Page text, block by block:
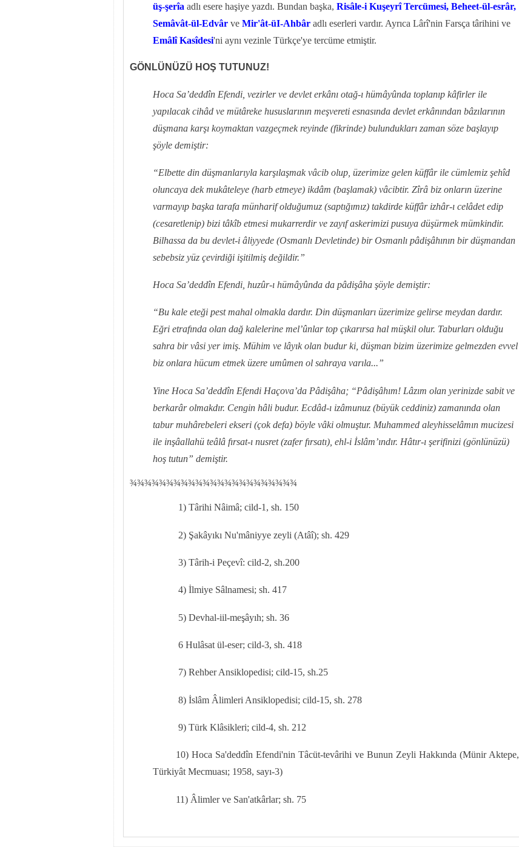
üş-şerîa adlı esere haşiye yazdı. Bundan başka, Risâle-i Kuşeyrî Tercümesi, Beheet-ül-esrâr,
Semâvât-ül-Edvârve Mir'ât-üI-Ahbâradlı eser­leri vardır. Ayrıca Lârî'nin Farsça târihini ve
Emâlî Kasîdesi'ni aynı vezinle Türkçe'ye tercüme etmiştir.
GÖNLÜNÜZÜ HOŞ TUTUNUZ!
Hoca Sa’deddîn Efendi, vezirler ve devlet erkânı otağ-ı hümâyûnda toplanıp kâfirler ile
yapılacak cihâd ve mütâreke hususlarının meşvereti esnasında devlet erkânından bâzılarının
düşmana karşı koymaktan vazgeçmek reyinde (fikrinde) bulundukları zaman söze başlayıp
şöyle demiştir:
“Elbette din düşmanlarıyla karşılaşmak vâcib olup, üzerimize gelen küffâr ile cümlemiz şehîd
oluncaya dek mukâteleye (harb etmeye) ikdâm (başlamak) vâcibtir. Zîrâ biz onların üzerine
varmayıp başka tarafa münharif olduğumuz (saptığımız) takdirde küffâr izhâr-ı celâdet edip
(cesaretlenip) bizi tâkîb etmesi mukarrerdir ve zayıf askerimizi pusuya düşürmek mümkindir.
Bilhassa da bu devlet-i âliyyede (Osmanlı Devletinde) bir Osmanlı pâdişâhının bir düşmandan
sebebsiz yüz çevirdiği işitilmiş değildir.”
Hoca Sa’deddîn Efendi, huzûr-ı hümâyûnda da pâdişâha şöyle demiştir:
“Bu kale eteği pest mahal olmakla dardır. Din düşmanları üzerimize gelirse meydan dardır.
Eğri etrafında olan dağ kalelerine mel’ûnlar top çıkarırsa hal müşkil olur. Taburları olduğu
sahra bir vâsi yer imiş. Mühim ve lâyık olan budur ki, düşman bizim üzerimize gelmezden evvel
biz onlara hücum etmek üzere umûmen ol sahraya varıla...”
Yine Hoca Sa’deddîn Efendi Haçova’da Pâdişâha; “Pâdişâhım! Lâzım olan yerinizde sabit ve
berkarâr olmakdır. Cengin hâli budur. Ecdâd-ı izâmunuz (büyük ceddiniz) zamanında olan
tabur muhârebeleri ekseri (çok defa) böyle vâki olmuştur. Muhammed aleyhisselâmın mucizesi
ile inşâallahü teâlâ fırsat-ı nusret (zafer fırsatı), ehl-i İslâm’ındır. Hâtır-ı şerifinizi (gönlünüzü)
hoş tutun” demiştir.
¾¾¾¾¾¾¾¾¾¾¾¾¾¾¾¾¾¾¾¾¾¾¾
1) Târihi Nâimâ; cild-1, sh. 150
2) Şakâyıkı Nu'mâniyye zeyli (Atâî); sh. 429
3) Târih-i Peçevî: cild-2, sh.200
4) İlmiye Sâlnamesi; sh. 417
5) Devhal-iil-meşâyıh; sh. 36
6 Hulâsat ül-eser; cild-3, sh. 418
7) Rehber Ansiklopedisi; cild-15, sh.25
8) İslâm Âlimleri Ansiklopedisi; cild-15, sh. 278
9) Türk Klâsikleri; cild-4, sh. 212
10) Hoca Sa'deddîn Efendi'nin Tâcüt-tevârihi ve Bunun Zeyli Hak­kında (Münir Aktepe,
Türkiyât Mecmuası; 1958, sayı-3)
11) Âlimler ve San'atkârlar; sh. 75